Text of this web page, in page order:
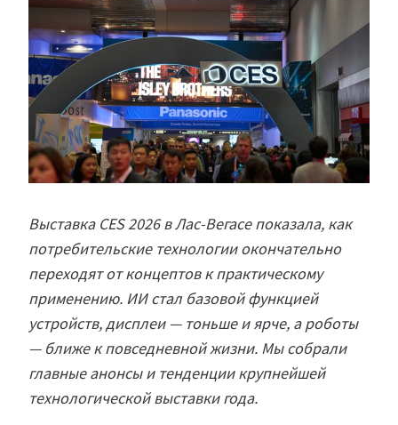
Выставка CES 2026 в Лас-Вегасе показала, как
потребительские технологии окончательно
переходят от концептов к практическому
применению. ИИ стал базовой функцией
устройств, дисплеи — тоньше и ярче, а роботы
— ближе к повседневной жизни. Мы собрали
главные анонсы и тенденции крупнейшей
технологической выставки года.